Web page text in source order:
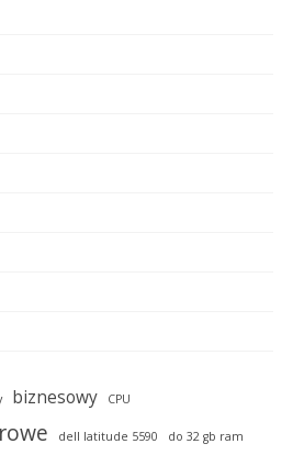
biznesowy CPU
dell latitude 5590 do 32 gb ram